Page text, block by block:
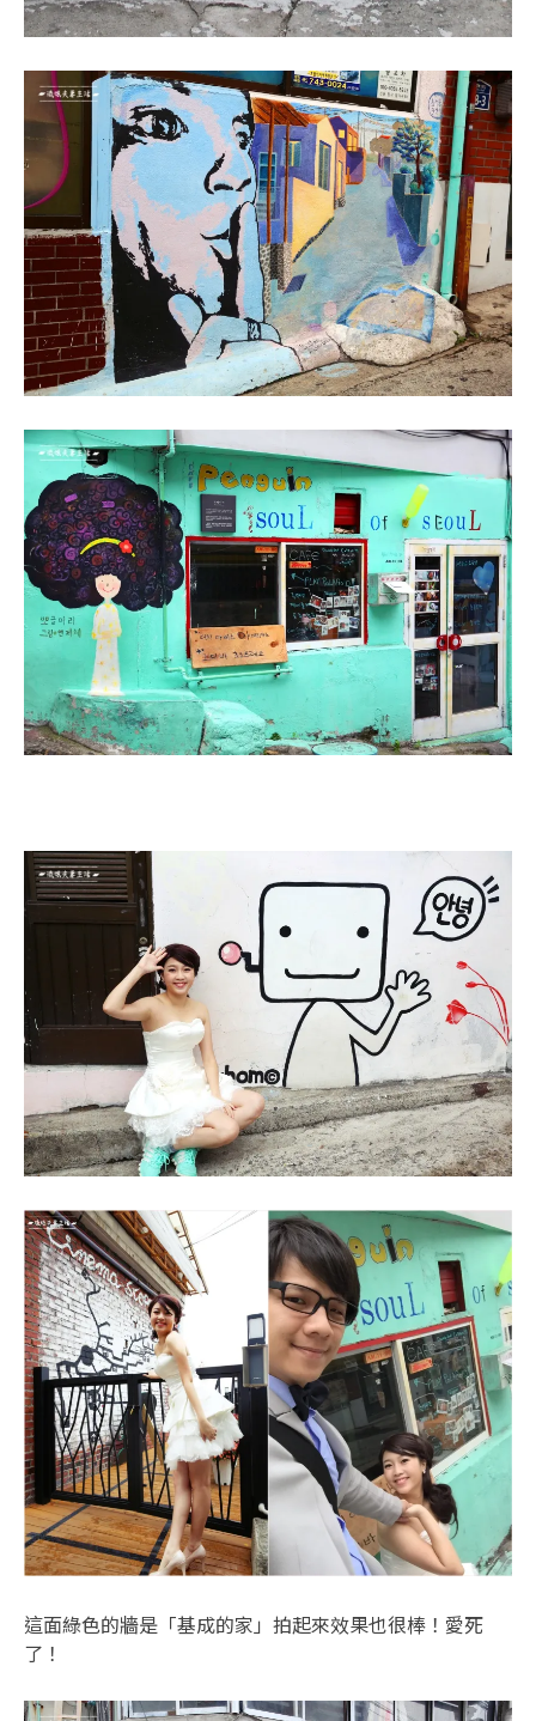
這面綠色的牆是「基成的家」拍起來效果也很棒！愛死
了！